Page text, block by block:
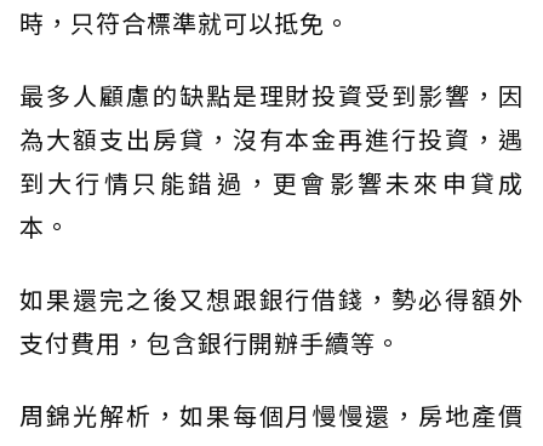
時，只符合標準就可以抵免。
最多人顧慮的缺點是理財投資受到影響，因
為大額支出房貸，沒有本金再進行投資，遇
到大行情只能錯過，更會影響未來申貸成
本。
如果還完之後又想跟銀行借錢，勢必得額外
支付費用，包含銀行開辦手續等。
周錦光解析，如果每個月慢慢還，房地產價